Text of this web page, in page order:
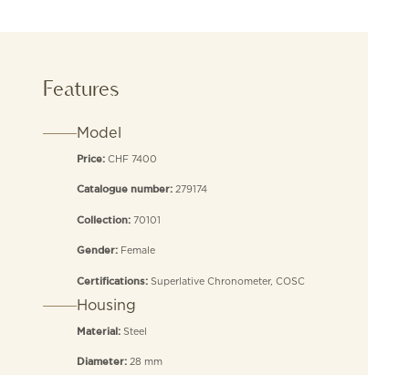
Features
Model
Price: CHF 7400
Catalogue number: 279174
Collection: 70101
Gender: Female
Certifications: Superlative Chronometer, COSC
Housing
Material: Steel
Diameter: 28 mm